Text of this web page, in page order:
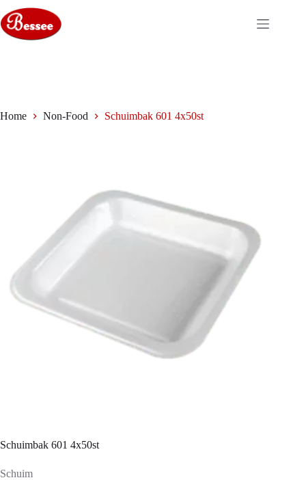
naar
de
inhoud
Home Non-Food Schuimbak 601 4x50st
Schuimbak 601 4x50st
Schuim